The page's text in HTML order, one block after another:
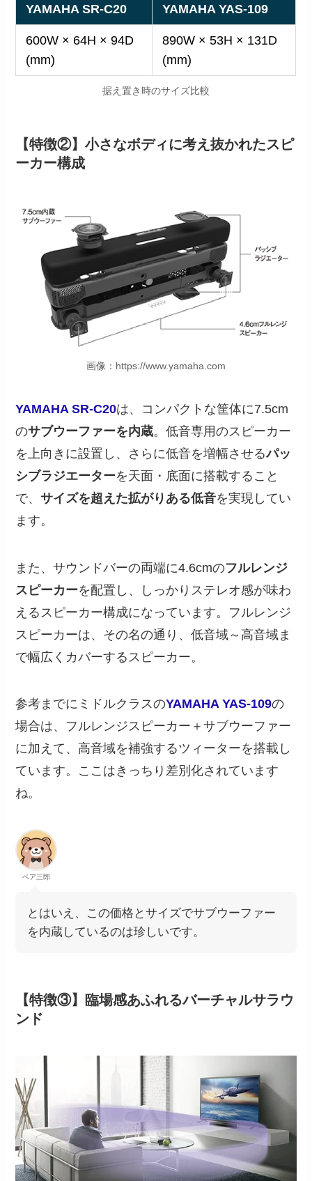
YAMAHA SR-C20 YAMAHA YAS-109
600W × 64H × 94D
(mm)
890W × 53H × 131D
(mm)
据え置き時のサイズ比較
【特徴②】小さなボディに考え抜かれたスピ
ーカー構成
画像：https://www.yamaha.com
YAMAHA SR-C20は、コンパクトな筐体に7.5cm
のサブウーファーを内蔵。低音専用のスピーカー
を上向きに設置し、さらに低音を増幅させるパッ
シブラジエーターを天面・底面に搭載すること
で、サイズを超えた拡がりある低音を実現してい
ます。
また、サウンドバーの両端に4.6cmのフルレンジ
スピーカーを配置し、しっかりステレオ感が味わ
えるスピーカー構成になっています。フルレンジ
スピーカーは、その名の通り、低音域～高音域ま
で幅広くカバーするスピーカー。
参考までにミドルクラスのYAMAHA YAS-109の
場合は、フルレンジスピーカー＋サブウーファー
に加えて、高音域を補強するツィーターを搭載し
ています。ここはきっちり差別化されています
ね。
ベア三郎
とはいえ、この価格とサイズでサブウーファー
を内蔵しているのは珍しいです。
【特徴③】臨場感あふれるバーチャルサラウ
ンド